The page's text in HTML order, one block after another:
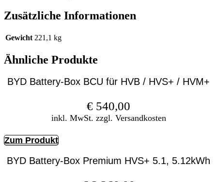
Zusätzliche Informationen
Gewicht 221,1 kg
Ähnliche Produkte
BYD Battery-Box BCU für HVB / HVS+ / HVM+
€ 540,00
inkl. MwSt. zzgl. Versandkosten
Zum Produkt
BYD Battery-Box Premium HVS+ 5.1, 5.12kWh